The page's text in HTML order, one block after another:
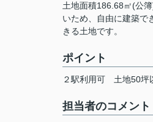
土地面積186.68㎡(公
いため、自由に建築で
きる土地です。
ポイント
２駅利用可 土地50坪
担当者のコメント